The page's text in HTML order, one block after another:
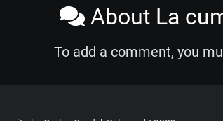
About La
To add a comment, you